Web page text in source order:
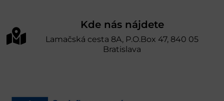
Kde nás nájdete
Lamačská cesta 8A, P.O.Box 47, 840 05
Bratislava